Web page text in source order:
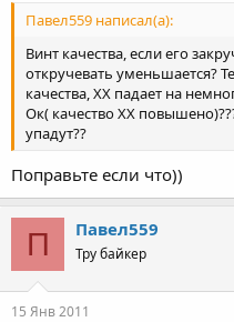
Павел559 написал(а):
Винт качества, если его
откручевать уменьшается?
качества, ХХ падает на
Ок( качество ХХ
упадут??
Поправьте если что))
П Павел559
Тру байкер
15 Янв 2011